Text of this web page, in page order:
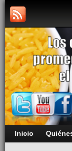
Inicio